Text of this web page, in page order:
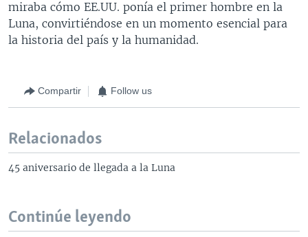
miraba cómo EE.UU. ponía el primer hombre en la
Luna, convirtiéndose en un momento esencial para
la historia del país y la humanidad.
Compartir Follow us
Relacionados
45 aniversario de llegada a la Luna
Continúe leyendo